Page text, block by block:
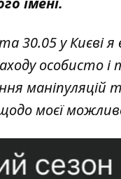
30.05 у
особисто
маніпуляцій
моєї